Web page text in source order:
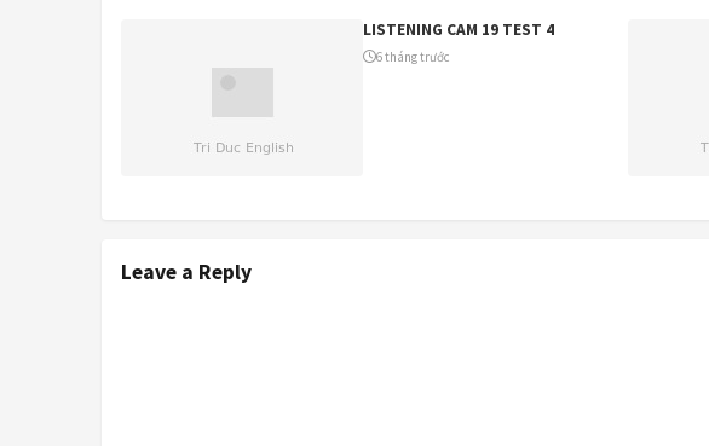
LISTENING CAM 19 TEST 4
6 tháng trước
Leave a Reply